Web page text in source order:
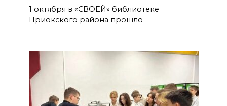
1 октября в «СВОЕЙ» библиотеке
Приокского района прошло